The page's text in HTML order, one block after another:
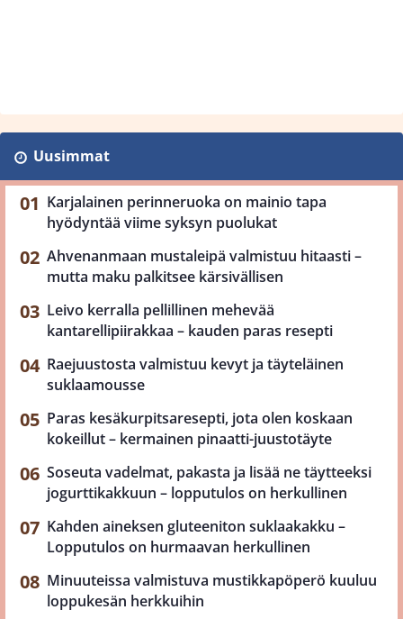
Uusimmat
Karjalainen perinneruoka on mainio tapa
hyödyntää viime syksyn puolukat
Ahvenanmaan mustaleipä valmistuu hitaasti –
mutta maku palkitsee kärsivällisen
Leivo kerralla pellillinen mehevää
kantarellipiirakkaa – kauden paras resepti
Raejuustosta valmistuu kevyt ja täyteläinen
suklaamousse
Paras kesäkurpitsaresepti, jota olen koskaan
kokeillut – kermainen pinaatti-juustotäyte
Soseuta vadelmat, pakasta ja lisää ne täytteeksi
jogurttikakkuun – lopputulos on herkullinen
Kahden aineksen gluteeniton suklaakakku –
Lopputulos on hurmaavan herkullinen
Minuuteissa valmistuva mustikkapöperö kuuluu
loppukesän herkkuihin